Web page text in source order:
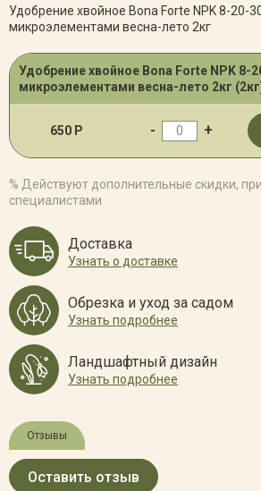
Удобрение хвойное Bona Forte NPK 8-20-
микроэлементами весна-лето 2кг
Удобрение хвойное Bona Forte NPK 8-
микроэлементами весна-лето 2кг
650 Р - +
% Действуют дополнительные скидки,
специалистами
Доставка
Узнать о доставке
Обрезка и уход за садом
Узнать подробнее
Ландшафтный дизайн
Узнать подробнее
Отзывы
Оставить отзыв